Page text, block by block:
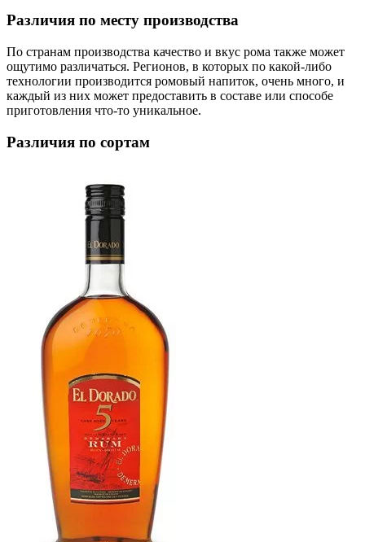
Различия по месту производства
По странам производства качество и вкус рома также может
ощутимо различаться. Регионов, в которых по какой-либо
технологии производится ромовый напиток, очень много, и
каждый из них может предоставить в составе или способе
приготовления что-то уникальное.
Различия по сортам